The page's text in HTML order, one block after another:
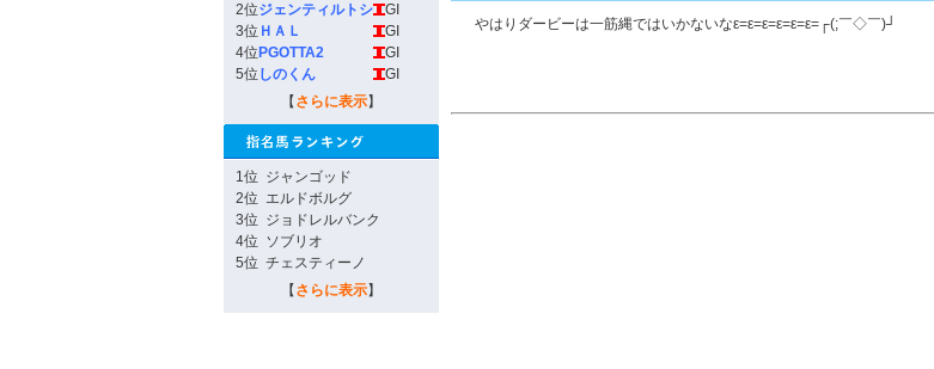
2位ジェンティルトシ
GI
3位 ＨＡＬ
GI
4位 PGOTTA2
GI
5位 しのくん
GI
【 さらに表示】
1位 ジャンゴッド
2位 エルドボルグ
3位 ジョドレルバンク
4位 ソブリオ
5位 チェスティーノ
【 さらに表示】
やはりダービーは一筋縄ではいかないなε=ε=ε=ε=ε=ε=┌(;￣◇￣)┘